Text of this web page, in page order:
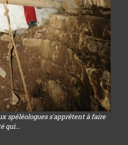
spéléologues s'apprêtent à faire
qui...